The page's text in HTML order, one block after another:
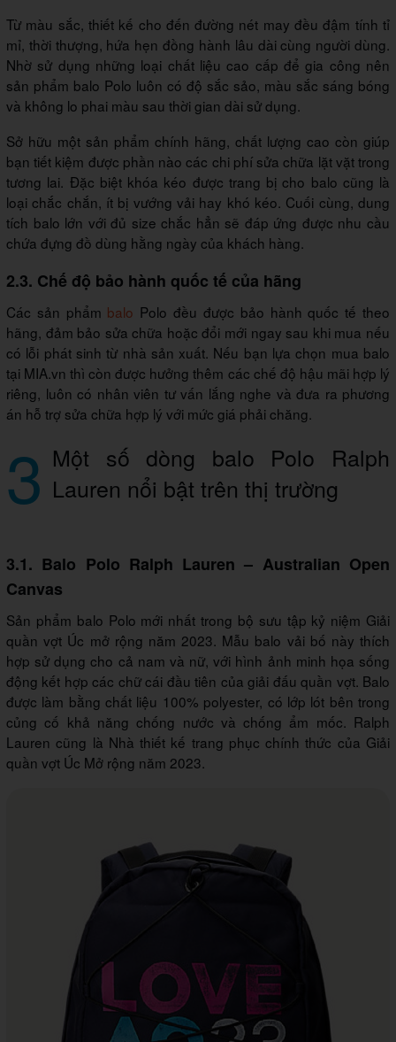
Từ màu sắc, thiết kế cho đến đường nét may đều đậm tính tỉ
mỉ, thời thượng, hứa hẹn đồng hành lâu dài cùng người dùng.
Nhờ sử dụng những loại chất liệu cao cấp để gia công nên
sản phẩm balo Polo luôn có độ sắc sảo, màu sắc sáng bóng
và không lo phai màu sau thời gian dài sử dụng.
Sở hữu một sản phẩm chính hãng, chất lượng cao còn giúp
bạn tiết kiệm được phần nào các chi phí sửa chữa lặt vặt trong
tương lai. Đặc biệt khóa kéo được trang bị cho balo cũng là
loại chắc chắn, ít bị vướng vải hay khó kéo. Cuối cùng, dung
tích balo lớn với đủ size chắc hẳn sẽ đáp ứng được nhu cầu
chứa đựng đồ dùng hằng ngày của khách hàng.
2.3. Chế độ bảo hành quốc tế của hãng
Các sản phẩm balo Polo đều được bảo hành quốc tế theo
hãng, đảm bảo sửa chữa hoặc đổi mới ngay sau khi mua nếu
có lỗi phát sinh từ nhà sản xuất. Nếu bạn lựa chọn mua balo
tại MIA.vn thì còn được hưởng thêm các chế độ hậu mãi hợp lý
riêng, luôn có nhân viên tư vấn lắng nghe và đưa ra phương
án hỗ trợ sửa chữa hợp lý với mức giá phải chăng.
3 Một số dòng balo Polo Ralph
Lauren nổi bật trên thị trường
3.1. Balo Polo Ralph Lauren – Australian Open
Canvas
Sản phẩm balo Polo mới nhất trong bộ sưu tập kỷ niệm Giải
quần vợt Úc mở rộng năm 2023. Mẫu balo vải bố này thích
hợp sử dụng cho cả nam và nữ, với hình ảnh minh họa sống
động kết hợp các chữ cái đầu tiên của giải đấu quần vợt. Balo
được làm bằng chất liệu 100% polyester, có lớp lót bên trong
củng cố khả năng chống nước và chống ẩm mốc. Ralph
Lauren cũng là Nhà thiết kế trang phục chính thức của Giải
quần vợt Úc Mở rộng năm 2023.